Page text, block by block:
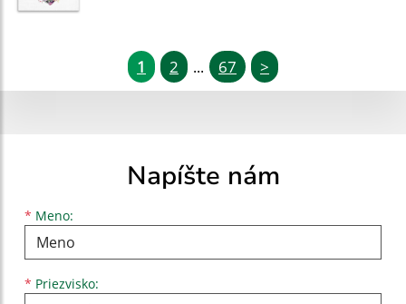
1 2 ... 67 >
Napíšte nám
* Meno:
Meno
* Priezvisko:
Priezvisko
E-mailová adresa